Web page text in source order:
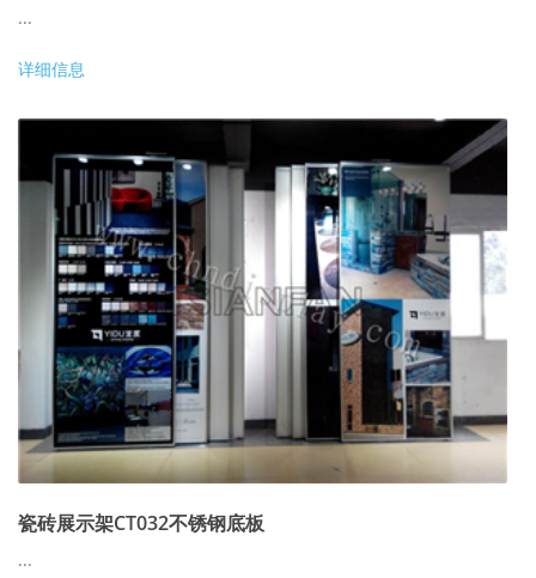
...
详细信息
瓷砖展示架CT032不锈钢底板
...